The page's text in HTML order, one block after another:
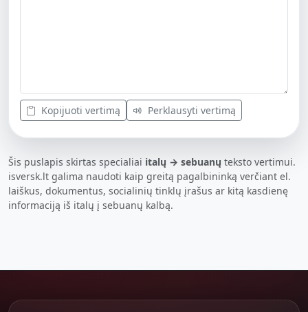
Kopijuoti vertimą Perklausyti vertimą
Šis puslapis skirtas specialiai italų → sebuanų teksto vertimui.
isversk.lt galima naudoti kaip greitą pagalbininką verčiant el.
laiškus, dokumentus, socialinių tinklų įrašus ar kitą kasdienę
informaciją iš italų į sebuanų kalbą.